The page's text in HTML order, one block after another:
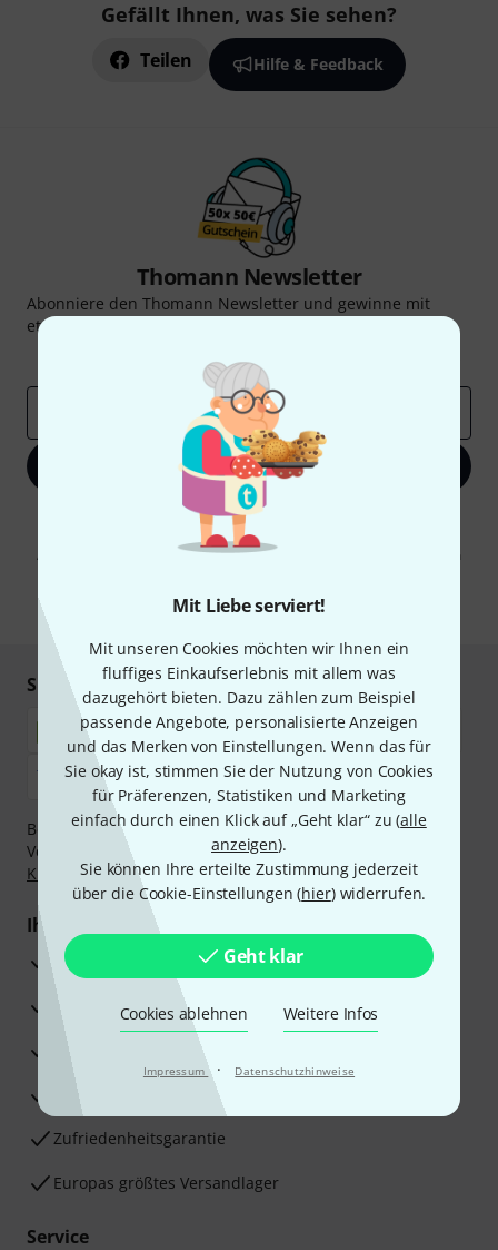
Mit Liebe serviert!
Mit unseren Cookies möchten wir Ihnen ein
fluffiges Einkaufserlebnis mit allem was
dazugehört bieten. Dazu zählen zum Beispiel
passende Angebote, personalisierte Anzeigen
und das Merken von Einstellungen. Wenn das für
Sie okay ist, stimmen Sie der Nutzung von Cookies
für Präferenzen, Statistiken und Marketing
einfach durch einen Klick auf „Geht klar“ zu (alle
anzeigen).
Sie können Ihre erteilte Zustimmung jederzeit
über die Cookie-Einstellungen (hier) widerrufen.
Geht klar
Cookies ablehnen Weitere Infos
Impressum · Datenschutzhinweise
Gefällt Ihnen, was Sie sehen?
Teilen Hilfe & Feedback
Thomann Newsletter
Abonniere den Thomann Newsletter und gewinne mit
etwas Glück einen von
Inspirierende Beiträge
Jetzt anmelden
Mit Klick auf „Jetzt anmelden“ stimmen Sie dem Erhalt von E-Mail-
Werbung und einer Messung des E-Mail-Nutzungsverhaltens zu. Die
Abmeldung ist jederzeit möglich. Weitere Informationen finden Sie in
* Pflichtfeld
Sicher einkaufen & bezahlen
Bezahlen Sie vertraulich und sicher per Nachnahme,
Vorkasse, PayPal, Amazon Pay,Klarna Sofort bezahlen
Klarna Ratenzahlungoder Kreditkarte.
Ihre Vorteile
3 Jahre Thomann Garantie
30 Tage Money-Back-Garantie
Beratung durch Fachexperten
Zufriedenheitsgarantie
Europas größtes Versandlager
Service